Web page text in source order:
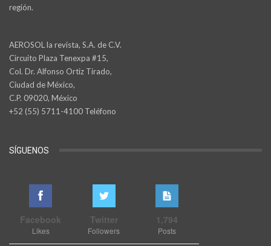
región.
AEROSOL la revista, S.A. de C.V.
Circuito Plaza Tenexpa #15,
Col. Dr. Alfonso Ortiz Tirado,
Ciudad de México,
C.P. 09020, México
+52 (55) 5711-4100 Teléfono
SÍGUENOS
Facebook
Likes
Twitter
Followers
1,794
Posts